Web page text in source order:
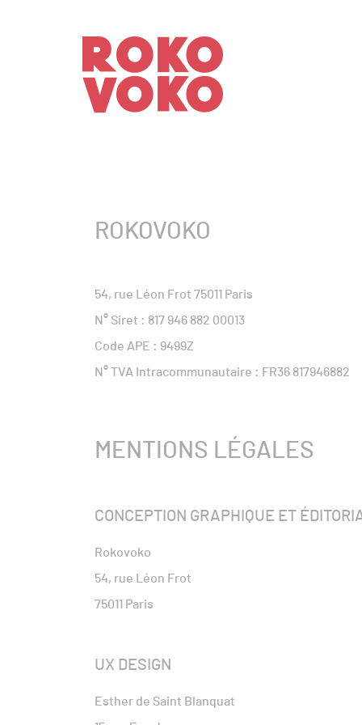
ROKOVOKO
54, rue Léon Frot 75011 Paris
N° Siret : 817 946 882 00013
Code APE : 9499Z
N° TVA Intracommunautaire : FR36 817946882
MENTIONS LÉGALES
CONCEPTION GRAPHIQUE ET
Rokovoko
54, rue Léon Frot
75011 Paris
UX DESIGN
Esther de Saint Blanquat